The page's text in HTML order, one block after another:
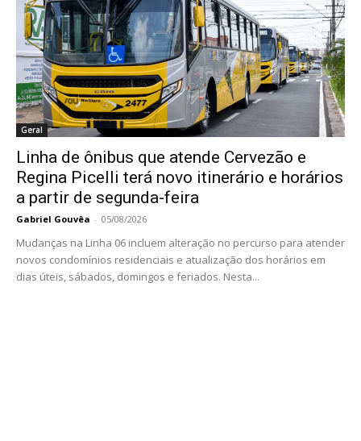
Geral
Linha de ônibus que atende Cervezão e
Regina Picelli terá novo itinerário e horários
a partir de segunda-feira
Gabriel Gouvêa - 05/08/2026
Mudanças na Linha 06 incluem alteração no percurso para atender
novos condomínios residenciais e atualização dos horários em
dias úteis, sábados, domingos e feriados. Nesta...